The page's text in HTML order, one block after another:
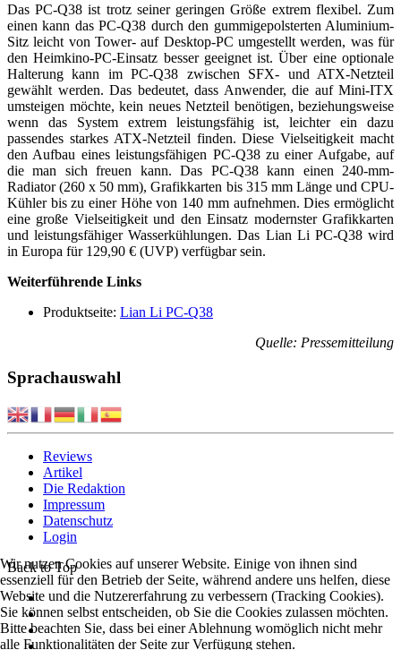
Das PC-Q38 ist trotz seiner geringen Größe extrem flexibel. Zum
einen kann das PC-Q38 durch den gummigepolsterten Aluminium-
Sitz leicht von Tower- auf Desktop-PC umgestellt werden, was für
den Heimkino-PC-Einsatz besser geeignet ist. Über eine optionale
Halterung kann im PC-Q38 zwischen SFX- und ATX-Netzteil
gewählt werden. Das bedeutet, dass Anwender, die auf Mini-ITX
umsteigen möchte, kein neues Netzteil benötigen, beziehungsweise
wenn das System extrem leistungsfähig ist, leichter ein dazu
passendes starkes ATX-Netzteil finden. Diese Vielseitigkeit macht
den Aufbau eines leistungsfähigen PC-Q38 zu einer Aufgabe, auf
die man sich freuen kann. Das PC-Q38 kann einen 240-mm-
Radiator (260 x 50 mm), Grafikkarten bis 315 mm Länge und CPU-
Kühler bis zu einer Höhe von 140 mm aufnehmen. Dies ermöglicht
eine große Vielseitigkeit und den Einsatz modernster Grafikkarten
und leistungsfähiger Wasserkühlungen. Das Lian Li PC-Q38 wird
in Europa für 129,90 € (UVP) verfügbar sein.
Weiterführende Links
Produktseite: Lian Li PC-Q38
Quelle: Pressemitteilung
Sprachauswahl
Reviews
Artikel
Die Redaktion
Impressum
Datenschutz
Login
Back to Top
Wir nutzen Cookies auf unserer Website. Einige von ihnen sind
essenziell für den Betrieb der Seite, während andere uns helfen, diese
Website und die Nutzererfahrung zu verbessern (Tracking Cookies).
Sie können selbst entscheiden, ob Sie die Cookies zulassen möchten.
Bitte beachten Sie, dass bei einer Ablehnung womöglich nicht mehr
alle Funktionalitäten der Seite zur Verfügung stehen.